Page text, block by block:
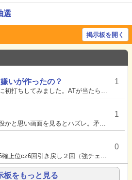
選
掲示板を開く
いが作ったの？
ためしにと思って解析見ずに初打ちしてみました。ATが当たらなかったとはいえ、全く面白さが分からなかったですね。100Gご...
1
通常時激しい音が鳴りレア役かと思い画面を見るとハズレ。矛盾で発展かと思えばなにも起こらず。レア役後もChanceなど煽り...
1
虹トロ３回ゼブラ２回設定6確上位cz6回引き戻し２回（強チェ３回、うち一回引き戻さず）エピ中ウルトラ目2個→高確移行せず...
0
板をもっと見る